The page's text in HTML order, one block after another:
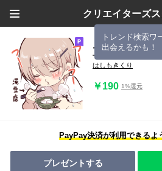
クリエイターズ
トレンド検索ワ
出会えるかも！
豆腐メンタルく
はしもきくり
￥190 1%還元
PayPay決済が利用できるよ
プレゼントする